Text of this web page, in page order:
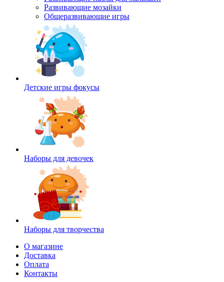
Развивающие мозайки
Общеразвивающие игры
Детские игры фокусы
Наборы для девочек
Наборы для творчества
О магазине
Доставка
Оплата
Контакты